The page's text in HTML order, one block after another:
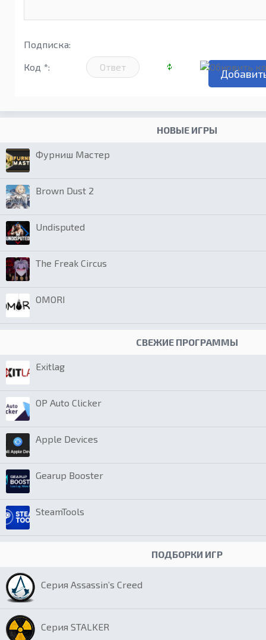
Подписка:
Код *:
НОВЫЕ ИГРЫ
Фурниш Мастер
Brown Dust 2
Undisputed
The Freak Circus
OMORI
СВЕЖИЕ ПРОГРАММЫ
Exitlag
OP Auto Clicker
Apple Devices
Gearup Booster
SteamTools
ПОДБОРКИ ИГР
Серия Assassin’s Creed
Серия STALKER